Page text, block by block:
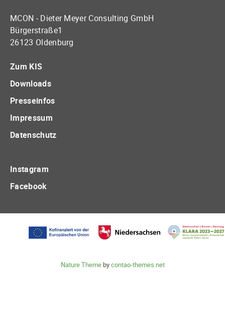
MCON - Dieter Meyer Consulting GmbH
Bürgerstraße1
26123 Oldenburg
Zum KIS
Downloads
Presseinfos
Impressum
Datenschutz
Instagram
Facebook
Nature Themebycontao-themes.net